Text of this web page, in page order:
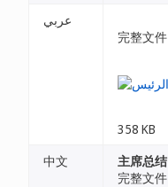
عربي
完整文件
358 KB
中文
主席总结
完整文件